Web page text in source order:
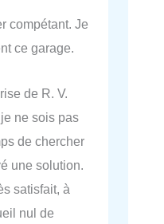
compétant. Je
ce garage.
de R. V.
ne sois pas
de chercher
une solution.
satisfait, à
nul de